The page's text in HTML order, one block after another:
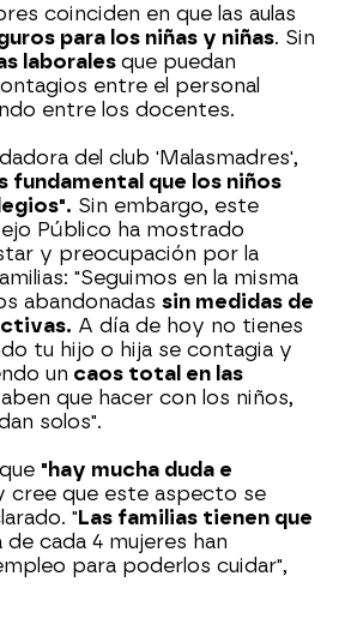
coinciden en que las aulas
para los niñas y niñas. Sin
laborales que puedan
entre el personal
entre los docentes.
del club 'Malasmadres',
fundamental que los niños
Sin embargo, este
Público ha mostrado
y preocupación por la
"Seguimos en la misma
abandonadas sin medidas de
A día de hoy no tienes
tu hijo o hija se contagia y
un caos total en las
que hacer con los niños,
solos".
"hay mucha duda e
cree que este aspecto se
"Las familias tienen que
de cada 4 mujeres han
para poderlos cuidar",